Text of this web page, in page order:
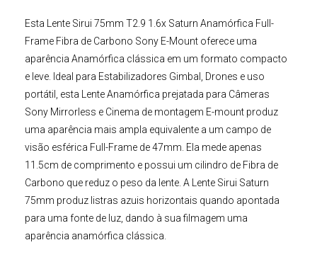
Esta
Lente Sirui 75mm T2.9 1.6x Saturn Anamórfica Full-
Frame Fibra de Carbono Sony E-Mount oferece uma
aparência Anamórfica clássica em um formato compacto
e leve. Ideal para Estabilizadores Gimbal, Drones e uso
portátil, esta
Lente Anamórfica prejatada para Câmeras
Sony Mirrorless e Cinema de montagem E-mount produz
uma aparência mais ampla equivalente a um campo de
visão esférica Full-Frame de 47mm. Ela mede apenas
11.5cm de comprimento e possui um cilindro de Fibra de
Carbono que reduz o peso da lente. A Lente Sirui Saturn
75mm produz listras azuis horizontais quando apontada
para uma fonte de luz, dando à sua filmagem uma
aparência anamórfica clássica.